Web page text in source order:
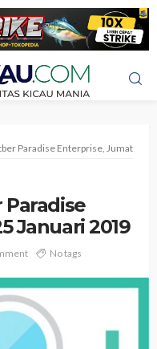
Paradise Enterprise, Jumat 25
Januari 2019
No tags